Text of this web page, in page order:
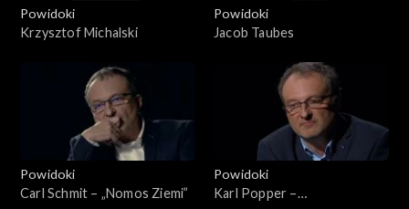
Powidoki
Krzysztof Michalski
Powidoki
Jacob Taubes
Powidoki
Carl Schmit – „Nomos Ziemi”
Powidoki
Karl Popper –